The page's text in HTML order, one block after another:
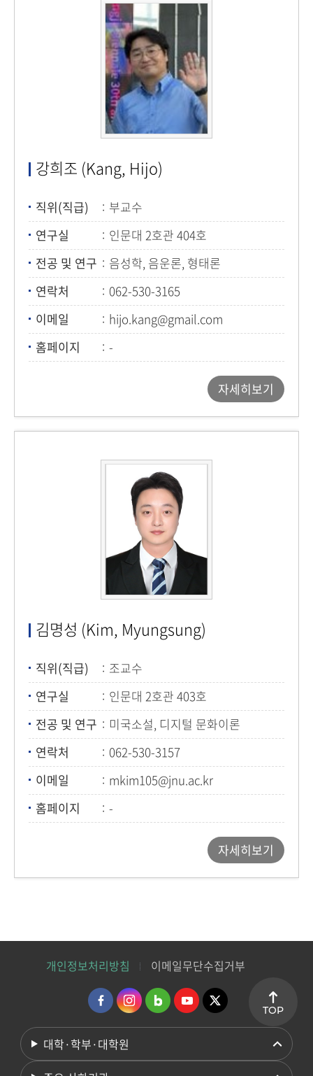
강희조 (Kang, Hijo)
직위(직급)
부교수
연구실
인문대 2호관 404호
전공 및 연구
음성학, 음운론, 형태론
연락처
062-530-3165
이메일
hijo.kang@gmail.com
홈페이지
-
자세히보기
김명성 (Kim, Myungsung)
직위(직급)
조교수
연구실
인문대 2호관 403호
전공 및 연구
미국소설, 디지털 문화이론
연락처
062-530-3157
이메일
mkim105@jnu.ac.kr
홈페이지
-
자세히보기
개인정보처리방침 이메일무단수집거부
대학·학부·대학원
TOP